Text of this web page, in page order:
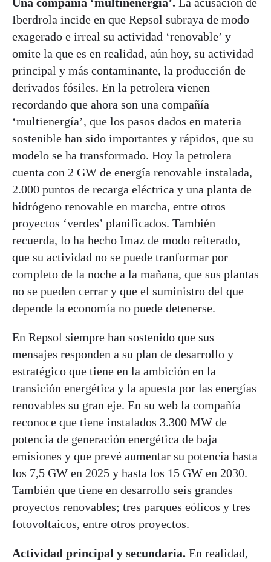
Iberdrola incide en que Repsol subraya de modo
exagerado e irreal su actividad ‘renovable’ y
omite la que es en realidad, aún hoy, su actividad
principal y más contaminante, la producción de
derivados fósiles. En la petrolera vienen
recordando que ahora son una compañía
‘multienergía’, que los pasos dados en materia
sostenible han sido importantes y rápidos, que su
modelo se ha transformado. Hoy la petrolera
cuenta con 2 GW de energía renovable instalada,
2.000 puntos de recarga eléctrica y una planta de
hidrógeno renovable en marcha, entre otros
proyectos ‘verdes’ planificados. También
recuerda, lo ha hecho Imaz de modo reiterado,
que su actividad no se puede tranformar por
completo de la noche a la mañana, que sus plantas
no se pueden cerrar y que el suministro del que
depende la economía no puede detenerse.
En Repsol siempre han sostenido que sus
mensajes responden a su plan de desarrollo y
estratégico que tiene en la ambición en la
transición energética y la apuesta por las energías
renovables su gran eje. En su web la compañía
reconoce que tiene instalados 3.300 MW de
potencia de generación energética de baja
emisiones y que prevé aumentar su potencia hasta
los 7,5 GW en 2025 y hasta los 15 GW en 2030.
También que tiene en desarrollo seis grandes
proyectos renovables; tres parques eólicos y tres
fotovoltaicos, entre otros proyectos.
Actividad principal y secundaria. En realidad,